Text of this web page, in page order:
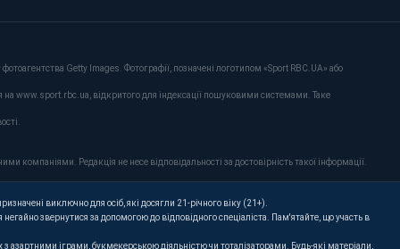
Getty Images. Фотографії, позначені логотипом «Sport RBC.UA» або
на www.sport.rbc.ua, відкритого для індексації пошуковими системами. Таке
компаніями. Редакція не несе відповідальності за достовірність такої інформації.
виключно для осіб, які досягли 21-річного віку (21+).
звернутися за допомогою до відповідного спеціаліста. Пам'ятайте, що участь в
азартними іграми, букмекерською діяльністю чи тоталізаторами. Будь-які матеріали,